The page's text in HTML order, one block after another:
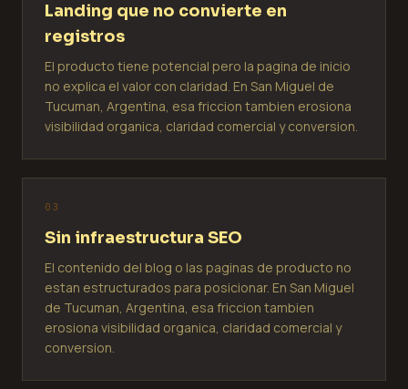
Landing que no convierte en
registros
El producto tiene potencial pero la pagina de inicio
no explica el valor con claridad. En San Miguel de
Tucuman, Argentina, esa friccion tambien erosiona
visibilidad organica, claridad comercial y conversion.
0 3
Sin infraestructura SEO
El contenido del blog o las paginas de producto no
estan estructurados para posicionar. En San Miguel
de Tucuman, Argentina, esa friccion tambien
erosiona visibilidad organica, claridad comercial y
conversion.